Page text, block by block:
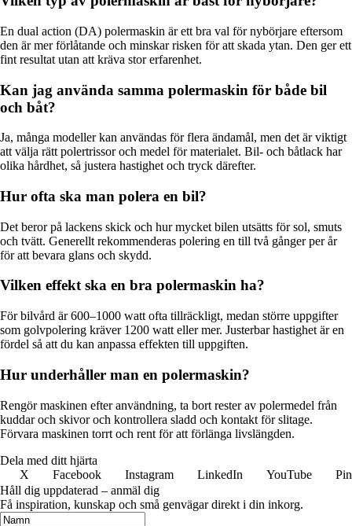
En dual action (DA) polermaskin är ett bra val för nybörjare eftersom
den är mer förlåtande och minskar risken för att skada ytan. Den ger ett
fint resultat utan att kräva stor erfarenhet.
Kan jag använda samma polermaskin för både bil
och båt?
Ja, många modeller kan användas för flera ändamål, men det är viktigt
att välja rätt polertrissor och medel för materialet. Bil- och båtlack har
olika hårdhet, så justera hastighet och tryck därefter.
Hur ofta ska man polera en bil?
Det beror på lackens skick och hur mycket bilen utsätts för sol, smuts
och tvätt. Generellt rekommenderas polering en till två gånger per år
för att bevara glans och skydd.
Vilken effekt ska en bra polermaskin ha?
För bilvård är 600–1000 watt ofta tillräckligt, medan större uppgifter
som golvpolering kräver 1200 watt eller mer. Justerbar hastighet är en
fördel så att du kan anpassa effekten till uppgiften.
Hur underhåller man en polermaskin?
Rengör maskinen efter användning, ta bort rester av polermedel från
kuddar och skivor och kontrollera sladd och kontakt för slitage.
Förvara maskinen torrt och rent för att förlänga livslängden.
Dela med ditt hjärta
X
Facebook Instagram LinkedIn YouTube
Håll dig uppdaterad – anmäl dig
Få inspiration, kunskap och små genvägar direkt i din inkorg.